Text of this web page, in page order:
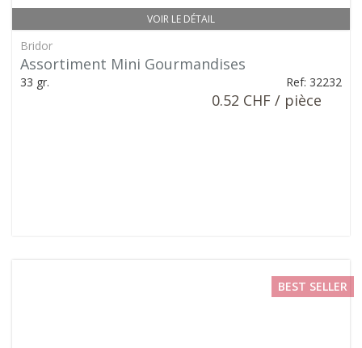
VOIR LE DÉTAIL
Bridor
Assortiment Mini Gourmandises
33 gr. Ref: 32232
0.52 CHF / pièce
BEST SELLER